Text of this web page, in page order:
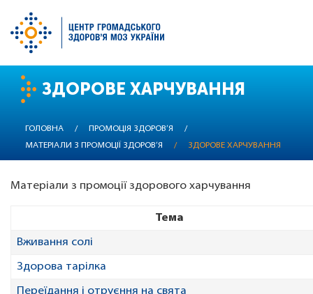
Перейти
вмісту
ЗДОРОВЕ ХАРЧУВАННЯ
ГОЛОВНА / ПРОМОЦІЯ ЗДОРОВ’Я
/
МАТЕРІАЛИ З ПРОМОЦІЇ ЗДОРОВ’Я
/ ЗДОРОВЕ ХАРЧУВАННЯ
Матеріали з промоції здорового харчування
Тема
Вживання солі
Здорова тарілка
Переїдання і отруєння на свята